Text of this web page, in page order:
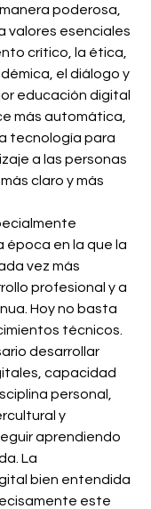
poderosa,
valores esenciales
crítico, la ética,
el diálogo y
educación digital
más automática,
tecnología para
a las personas
claro y más
época en la que la
vez más
profesional y a
Hoy no basta
técnicos.
desarrollar
capacidad
personal,
y
aprendiendo
La
bien entendida
este